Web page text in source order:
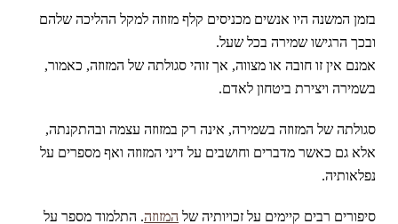
בזמן המשנה היו אנשים מכניסים קלף מזוזה למקל ההליכה שלהם
ובכך הרגישו שמירה בכל שעל.
אמנם אין זו חובה או מצווה, אך זוהי סגולתה של המזוזה, כאמור,
בשמירה ויצירת ביטחון לאדם.
סגולתה של המזוזה בשמירה, אינה רק במזוזה עצמה ובהתקנתה,
אלא גם כאשר מדברים וחושבים על דיני המזוזה ואף מספרים על
נפלאותיה.
סיפורים רבים קיימים על זכויותיה של המזוזה. התלמוד מספר על